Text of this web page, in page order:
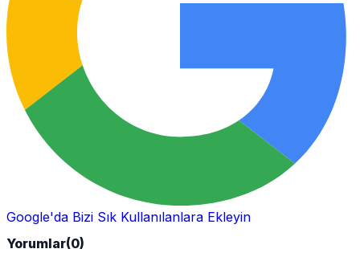
Google'da Bizi Sık Kullanılanlara Ekleyin
Yorumlar(0)